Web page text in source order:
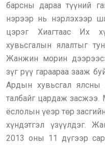
барсны дараа түүний
нэрээр нь нэрлэхээр
цэрэг Хиагтаас Их
хувьсгалын ялалтыг
Жанжин морин
зүг рүү гараараа зааж
Ардын хувьсгал
талбайг цардаж засжээ.
ёслолын үеэр төр
хүндэтгэл үзүүлдэг.
2013 оны 11 дүгээр